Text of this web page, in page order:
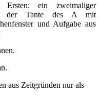
ein zweimaliger
der Tante des A mit
und Aufgabe aus
aus Zeitgründen nur als